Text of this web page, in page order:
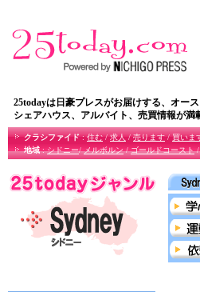
25todayは日豪プレスがお届けする、オー
シェアハウス、アルバイト、売買情報が満
クラシファイド:住む/求人/売ります/買いま
地域:シドニー/メルボルン/ゴールドコースト